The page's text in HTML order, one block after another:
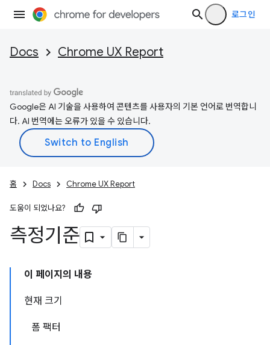
로그인
Docs Chrome UX Report
Google은 AI 기술을 사용하여 콘텐츠를 사용자의 기본 언어로 번역합니
다. AI 번역에는 오류가 있을 수 있습니다.
홈 Docs Chrome UX Report
도움이 되었나요?
측정기준
이 페이지의 내용
현재 크기
폼 팩터